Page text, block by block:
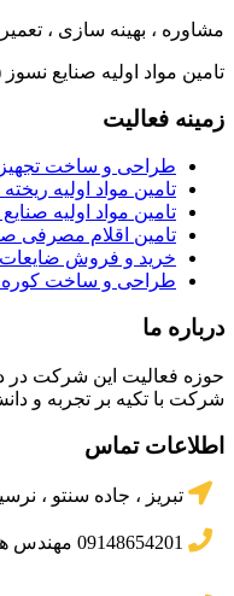
مشاوره ، بهینه سازی ،
تامین مواد اولیه صنایع
زمینه فعالیت
طراحی و ساخت
تامین مواد اولیه
تامین مواد اولیه صنایع
تامین اقلام مصرفی
خرید و فروش ضایعات
طراحی و ساخت
درباره ما
حوزه فعالیت این شرکت در
شرکت با تکیه بر تجربه و
اطلاعات تماس
تبریز ، جاده سنتو ،